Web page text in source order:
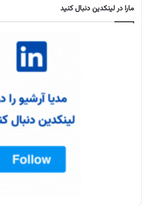
مارا در لینکدین دنبال کنید